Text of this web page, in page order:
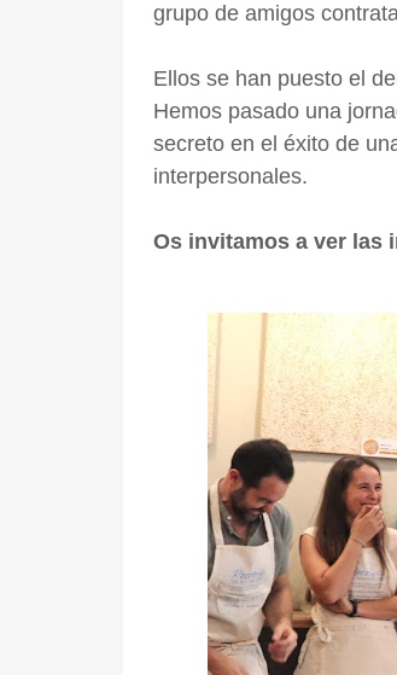
grupo de amigos
Ellos se han puesto el
Hemos pasado una
secreto en el éxito de
interpersonales.
Os invitamos a ver las